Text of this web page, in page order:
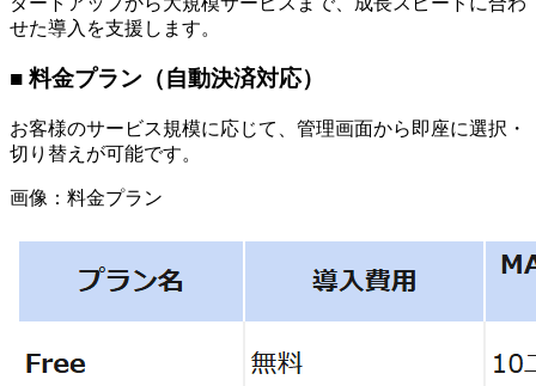
せた導入を支援します。
■ 料金プラン（自動決済対応）
お客様のサービス規模に応じて、管理画面から即座に選択・
切り替えが可能です。
画像：料金プラン